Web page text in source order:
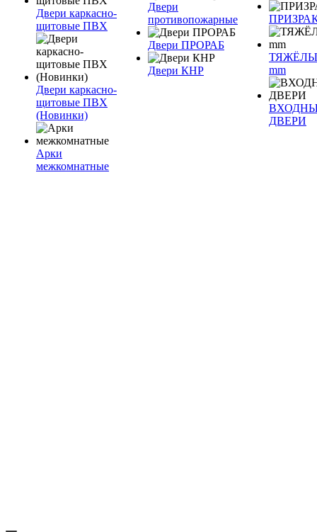
Двери каркасно-
щитовые ПВХ
Двери каркасно-
щитовые ПВХ
(Новинки)
Арки
межкомнатные
Двери
противопожарные
Двери ПРОРАБ
Двери КНР
mm
ДВЕРИ